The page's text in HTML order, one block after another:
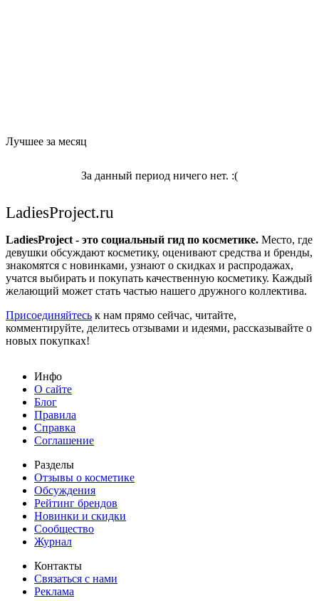
Лучшее за месяц
За данный период ничего нет. :(
LadiesProject.ru
LadiesProject - это социальный гид по косметике. Место, где
девушки обсуждают косметику, оценивают средства и бренды,
знакомятся с новинками, узнают о скидках и распродажах,
учатся выбирать и покупать качественную косметику. Каждый
желающий может стать частью нашего дружного коллектива.
Присоединяйтесь к нам прямо сейчас, читайте,
комментируйте, делитесь отзывами и идеями, рассказывайте о
новых покупках!
Инфо
О сайте
Блог
Правила
Справка
Соглашение
Разделы
Отзывы о косметике
Обсуждения
Рейтинг брендов
Новинки и скидки
Сообщество
Журнал
Контакты
Связаться с нами
Реклама